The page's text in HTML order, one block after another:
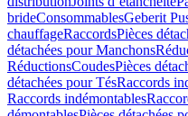
brideConsommablesGeberit
chauffageRaccordsPièces
détachées pour Manchons
RéductionsCoudesPièces
détachées pour TésRaccords
Raccords indémontables